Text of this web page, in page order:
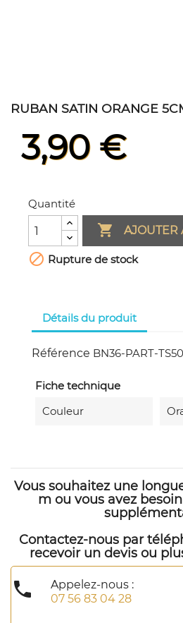
RUBAN SATIN ORANGE
3,90 €
Quantité
 AJOUTER
 Rupture de stock
Détails du produit
Référence BN36-PART-
Fiche technique
Couleur
Vous souhaitez une
m ou vous avez
Contactez-nous par
recevoir un devis ou

Appelez-nous :
07 56 83 04 28